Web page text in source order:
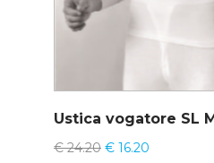
Ustica vogatore SL
€24.20 € 16.20